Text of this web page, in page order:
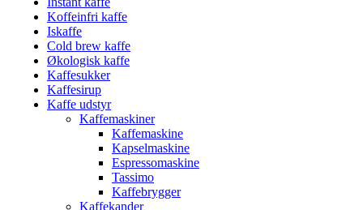
Koffeinfri kaffe
Iskaffe
Cold brew kaffe
Økologisk kaffe
Kaffesukker
Kaffesirup
Kaffe udstyr
Kaffemaskiner
Kaffemaskine
Kapselmaskine
Espressomaskine
Tassimo
Kaffebrygger
Kaffekander